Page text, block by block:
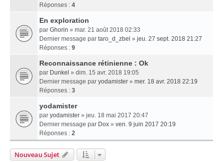
Réponses : 4
En exploration
par Ghorin » mar. 21 août 2018 02:33
Dernier message par taro_d_zbel » jeu. 27 sept. 2018 21:27
Réponses : 9
Reconnaissance rétinienne : Ok
par Dunkel » dim. 15 avr. 2018 19:05
Dernier message par yodamister » mer. 18 avr. 2018 22:19
Réponses : 3
yodamister
par yodamister » jeu. 18 mai 2017 20:47
Dernier message par Dox » ven. 9 juin 2017 20:19
Réponses : 2
Nouveau Sujet